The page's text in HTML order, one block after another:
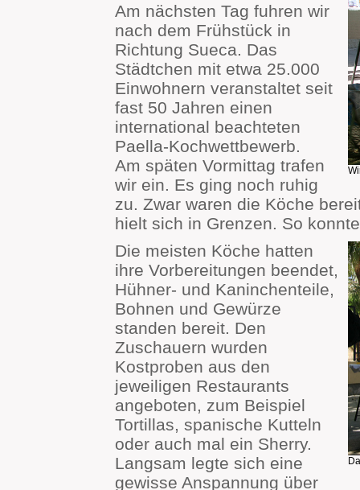
Am nächsten Tag fuhren wir
nach dem Frühstück in
Richtung Sueca. Das
Städtchen mit etwa 25.000
Einwohnern veranstaltet seit
fast 50 Jahren einen
international beachteten
Paella-Kochwettbewerb.
Am späten Vormittag trafen
wir ein. Es ging noch ruhig
zu. Zwar waren die Köche
hielt sich in Grenzen. So
Die meisten Köche hatten
ihre Vorbereitungen beendet,
Hühner- und Kaninchenteile,
Bohnen und Gewürze
standen bereit. Den
Zuschauern wurden
Kostproben aus den
jeweiligen Restaurants
angeboten, zum Beispiel
Tortillas, spanische Kutteln
oder auch mal ein Sherry.
Langsam legte sich eine
gewisse Anspannung über